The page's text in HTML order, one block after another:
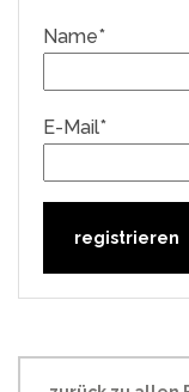
Name*
E-Mail*